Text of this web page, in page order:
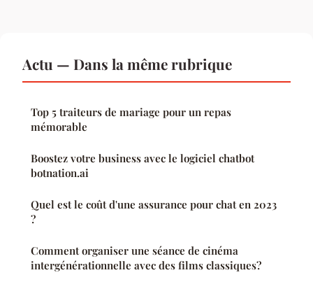
Actu — Dans la même rubrique
Top 5 traiteurs de mariage pour un repas
mémorable
Boostez votre business avec le logiciel chatbot
botnation.ai
Quel est le coût d'une assurance pour chat en 2023
?
Comment organiser une séance de cinéma
intergénérationnelle avec des films classiques?